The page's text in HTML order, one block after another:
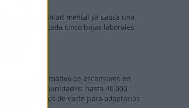
La salud mental ya causa una
de cada cinco bajas laborales
Normativa de ascensores en
comunidades: hasta 40.000
euros de coste para adaptarlos